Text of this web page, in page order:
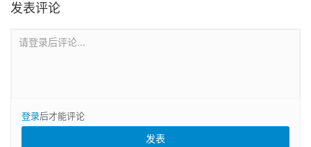
发表评论
请登录后评论...
登录后才能评论